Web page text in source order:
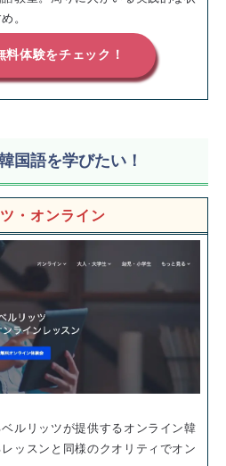
。
体験をチェック！
国語を学びたい！
・オンライン
ルリッツが提供するオンライン韓
ッスンと同様のクオリティでオン